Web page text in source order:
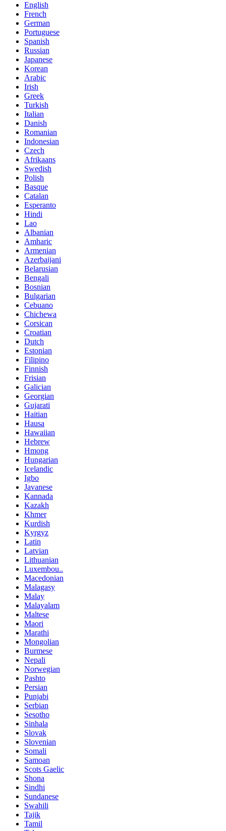
English
French
German
Portuguese
Spanish
Russian
Japanese
Korean
Arabic
Irish
Greek
Turkish
Italian
Danish
Romanian
Indonesian
Czech
Afrikaans
Swedish
Polish
Basque
Catalan
Esperanto
Hindi
Lao
Albanian
Amharic
Armenian
Azerbaijani
Belarusian
Bengali
Bosnian
Bulgarian
Cebuano
Chichewa
Corsican
Croatian
Dutch
Estonian
Filipino
Finnish
Frisian
Galician
Georgian
Gujarati
Haitian
Hausa
Hawaiian
Hebrew
Hmong
Hungarian
Icelandic
Igbo
Javanese
Kannada
Kazakh
Khmer
Kurdish
Kyrgyz
Latin
Latvian
Lithuanian
Luxembou..
Macedonian
Malagasy
Malay
Malayalam
Maltese
Maori
Marathi
Mongolian
Burmese
Nepali
Norwegian
Pashto
Persian
Punjabi
Serbian
Sesotho
Sinhala
Slovak
Slovenian
Somali
Samoan
Scots Gaelic
Shona
Sindhi
Sundanese
Swahili
Tajik
Tamil